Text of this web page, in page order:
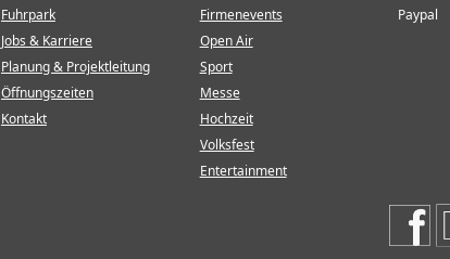
Fuhrpark
Jobs & Karriere
Planung & Projektleitung
Öffnungszeiten
Kontakt
Firmenevents
Open Air
Sport
Messe
Hochzeit
Volksfest
Entertainment
Paypal